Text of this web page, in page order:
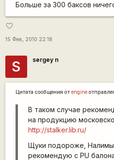
Больше за 300 баксов
favorite_border
15 Фев, 2010 22:18
S sergey n
Цитата сообщения от engine
В таком случае
на продукцию
http://stalker.lib.ru/
Щуки подороже,
рекомендую с PU